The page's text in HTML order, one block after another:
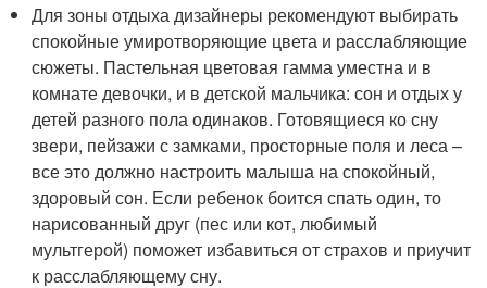
Для зоны отдыха дизайнеры рекомендуют выбирать
спокойные умиротворяющие цвета и расслабляющие
сюжеты. Пастельная цветовая гамма уместна и в
комнате девочки, и в детской мальчика: сон и отдых у
детей разного пола одинаков. Готовящиеся ко сну
звери, пейзажи с замками, просторные поля и леса –
все это должно настроить малыша на спокойный,
здоровый сон. Если ребенок боится спать один, то
нарисованный друг (пес или кот, любимый
мультгерой) поможет избавиться от страхов и приучит
к расслабляющему сну.